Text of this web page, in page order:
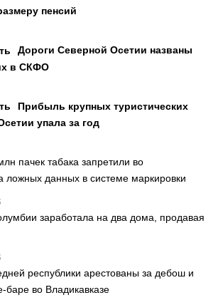
пенсий
Дороги Северной Осетии названы
в СКФО
Прибыль крупных туристических
упала за год
пачек табака запретили во
ложных данных в системе маркировки
заработала на два дома, продавая
республики арестованы за дебош и
баре во Владикавказе